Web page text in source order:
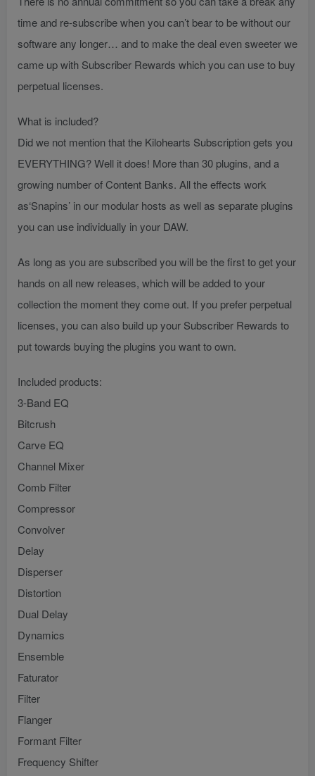
time and re-subscribe when you can’t bear to be without our
software any longer… and to make the deal even sweeter we
came up with Subscriber Rewards which you can use to buy
perpetual licenses.
What is included?
Did we not mention that the Kilohearts Subscription gets you
EVERYTHING? Well it does! More than 30 plugins, and a
growing number of Content Banks. All the effects work
as‘Snapins’ in our modular hosts as well as separate plugins
you can use individually in your DAW.
As long as you are subscribed you will be the first to get your
hands on all new releases, which will be added to your
collection the moment they come out. If you prefer perpetual
licenses, you can also build up your Subscriber Rewards to
put towards buying the plugins you want to own.
Included products:
3-Band EQ
Bitcrush
Carve EQ
Channel Mixer
Comb Filter
Compressor
Convolver
Delay
Disperser
Distortion
Dual Delay
Dynamics
Ensemble
Faturator
Filter
Flanger
Formant Filter
Frequency Shifter